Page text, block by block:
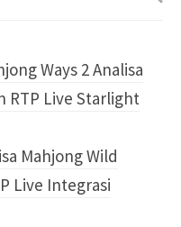
Ways 2 Analisa
RTP Live Starlight
Mahjong Wild
Live Integrasi